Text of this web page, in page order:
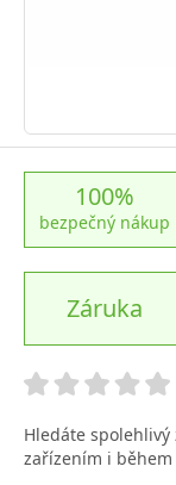
100%
bezpečný nákup
Záruka
Hledáte
zařízením i